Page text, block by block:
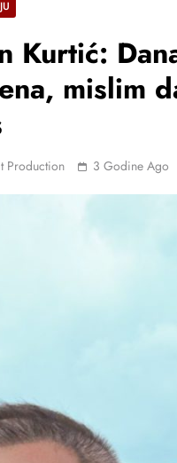
Kurtić:
mislim
Production 3 Godine Ago